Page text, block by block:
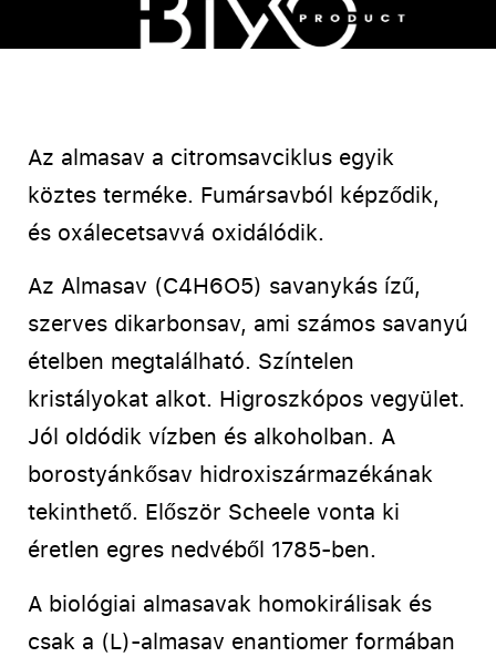
Az almasav a citromsavciklus egyik
köztes terméke. Fumársavból képződik,
és oxálecetsavvá oxidálódik.
Az Almasav (C4H6O5) savanykás ízű,
szerves dikarbonsav, ami számos savanyú
ételben megtalálható. Színtelen
kristályokat alkot. Higroszkópos vegyület.
Jól oldódik vízben és alkoholban. A
borostyánkősav hidroxiszármazékának
tekinthető. Először Scheele vonta ki
éretlen egres nedvéből 1785-ben.
A biológiai almasavak homokirálisak és
csak a (L)-almasav enantiomer formában